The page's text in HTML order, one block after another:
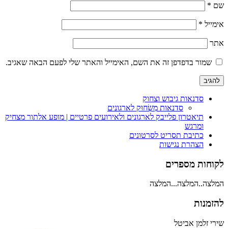
שם *
אימייל *
אתר
שמור בדפדפן זה את השם, האימייל והאתר שלי לפעם הבאה שאגיב.
סדנאות גיבוש וצחוק
סדנאות מִשְׂחוּק לארגונים
תיאטרון פלייבק לארגונים ולאירועים פרטיים | מופע אלתור מצחיק
ומרגש
כתיבת תסריט לסרטונים
הצהרת נגישות
לקוחות מספרים
המלצה..המלצה...המלצה
להזמנות
שירי זלמן אביטל